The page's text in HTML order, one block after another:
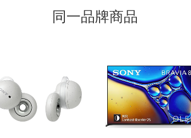
同一品牌商品